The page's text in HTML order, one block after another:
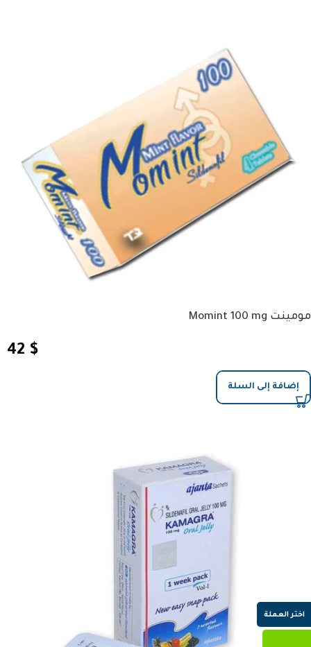
مومينت Momint 100 mg
42 $
إضافة إلى السلة
اختر العملة